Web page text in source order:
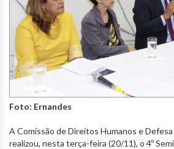
Foto: Ernandes
A Comissão de Direitos Humanos e
realizou, nesta terça-feira (20/11), o 4º